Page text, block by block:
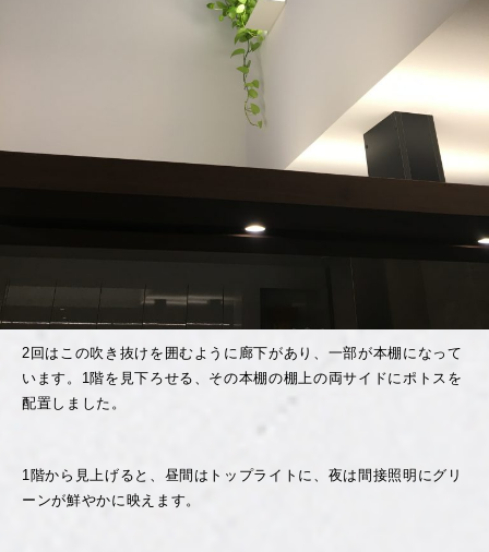
2回はこの吹き抜けを囲むように廊下があり、一部が本棚になって
います。1階を見下ろせる、その本棚の棚上の両サイドにポトスを
配置しました。
1階から見上げると、昼間はトップライトに、夜は間接照明にグリ
ーンが鮮やかに映えます。